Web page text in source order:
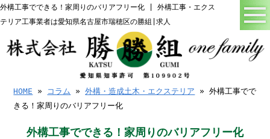
外構工事でできる！家周りのバリアフリー化 | 外構工事・エクス
テリア工事業者は愛知県名古屋市瑞穂区の勝組|求人
HOME » コラム »外構・造成土木・エクステリア » 外構工事でで
きる！家周りのバリアフリー化
外構工事でできる！家周りのバリアフリー化